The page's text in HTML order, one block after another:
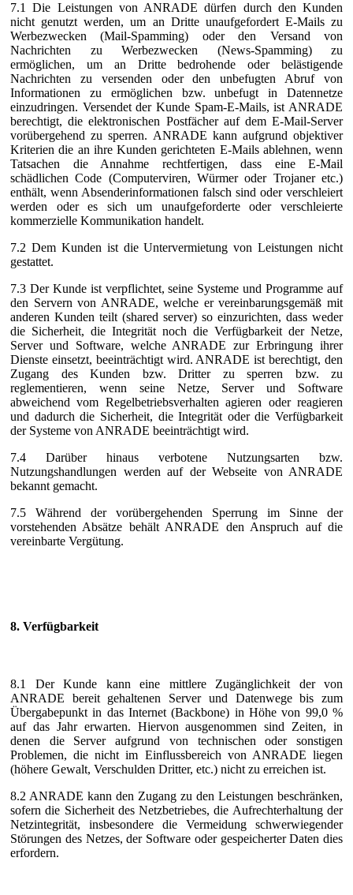
7.1 Die Leistungen von ANRADE dürfen durch den Kunden
nicht genutzt werden, um an Dritte unaufgefordert E-Mails zu
Werbezwecken (Mail-Spamming) oder den Versand von
Nachrichten zu Werbezwecken (News-Spamming) zu
ermöglichen, um an Dritte bedrohende oder belästigende
Nachrichten zu versenden oder den unbefugten Abruf von
Informationen zu ermöglichen bzw. unbefugt in Datennetze
einzudringen. Versendet der Kunde Spam-E-Mails, ist ANRADE
berechtigt, die elektronischen Postfächer auf dem E-Mail-Server
vorübergehend zu sperren. ANRADE kann aufgrund objektiver
Kriterien die an ihre Kunden gerichteten E-Mails ablehnen, wenn
Tatsachen die Annahme rechtfertigen, dass eine E-Mail
schädlichen Code (Computerviren, Würmer oder Trojaner etc.)
enthält, wenn Absenderinformationen falsch sind oder verschleiert
werden oder es sich um unaufgeforderte oder verschleierte
kommerzielle Kommunikation handelt.
7.2 Dem Kunden ist die Untervermietung von Leistungen nicht
gestattet.
7.3 Der Kunde ist verpflichtet, seine Systeme und Programme auf
den Servern von ANRADE, welche er vereinbarungsgemäß mit
anderen Kunden teilt (shared server) so einzurichten, dass weder
die Sicherheit, die Integrität noch die Verfügbarkeit der Netze,
Server und Software, welche ANRADE zur Erbringung ihrer
Dienste einsetzt, beeinträchtigt wird. ANRADE ist berechtigt, den
Zugang des Kunden bzw. Dritter zu sperren bzw. zu
reglementieren, wenn seine Netze, Server und Software
abweichend vom Regelbetriebsverhalten agieren oder reagieren
und dadurch die Sicherheit, die Integrität oder die Verfügbarkeit
der Systeme von ANRADE beeinträchtigt wird.
7.4 Darüber hinaus verbotene Nutzungsarten bzw.
Nutzungshandlungen werden auf der Webseite von ANRADE
bekannt gemacht.
7.5 Während der vorübergehenden Sperrung im Sinne der
vorstehenden Absätze behält ANRADE den Anspruch auf die
vereinbarte Vergütung.
8. Verfügbarkeit
8.1 Der Kunde kann eine mittlere Zugänglichkeit der von
ANRADE bereit gehaltenen Server und Datenwege bis zum
Übergabepunkt in das Internet (Backbone) in Höhe von 99,0 %
auf das Jahr erwarten. Hiervon ausgenommen sind Zeiten, in
denen die Server aufgrund von technischen oder sonstigen
Problemen, die nicht im Einflussbereich von ANRADE liegen
(höhere Gewalt, Verschulden Dritter, etc.) nicht zu erreichen ist.
8.2 ANRADE kann den Zugang zu den Leistungen beschränken,
sofern die Sicherheit des Netzbetriebes, die Aufrechterhaltung der
Netzintegrität, insbesondere die Vermeidung schwerwiegender
Störungen des Netzes, der Software oder gespeicherter Daten dies
erfordern.